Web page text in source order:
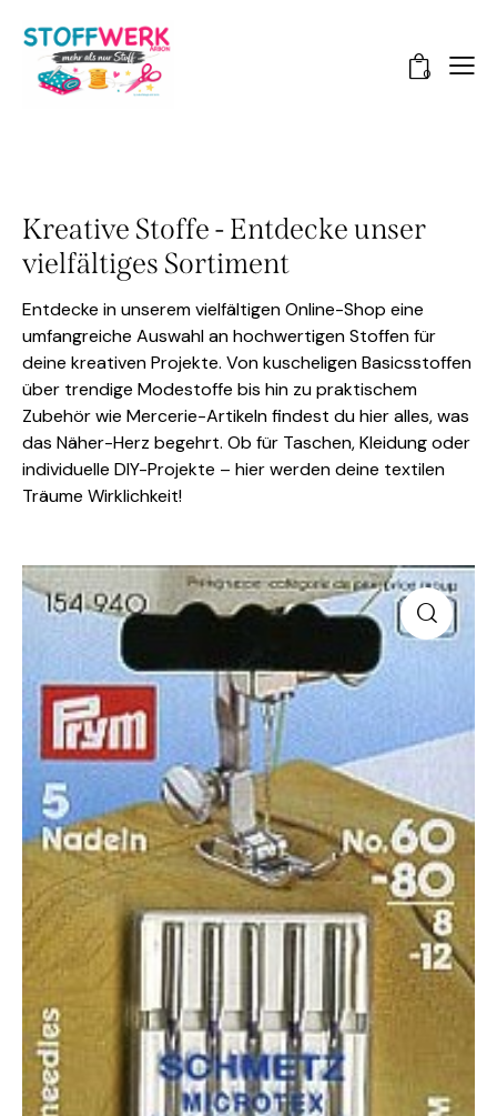
0
Kreative Stoffe - Entdecke unser
vielfältiges Sortiment
Entdecke in unserem vielfältigen Online-Shop eine
umfangreiche Auswahl an hochwertigen Stoffen für
deine kreativen Projekte. Von kuscheligen Basicsstoffen
über trendige Modestoffe bis hin zu praktischem
Zubehör wie Mercerie-Artikeln findest du hier alles, was
das Näher-Herz begehrt. Ob für Taschen, Kleidung oder
individuelle DIY-Projekte – hier werden deine textilen
Träume Wirklichkeit!